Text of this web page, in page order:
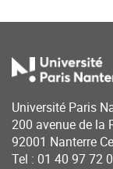
Université Paris
200 avenue de la
92001 Nanterre
Tel : 01 40 97 72